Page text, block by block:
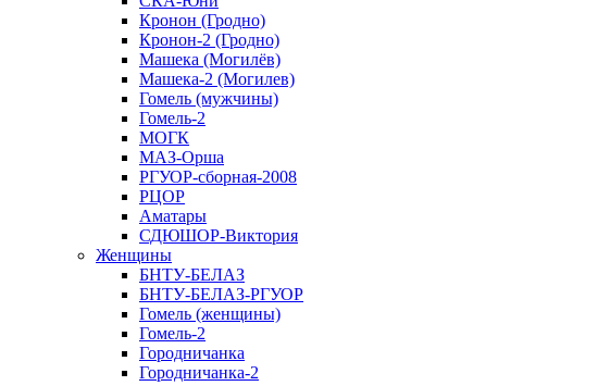
Кронон (Гродно)
Кронон-2 (Гродно)
Машека (Могилёв)
Машека-2 (Могилев)
Гомель (мужчины)
Гомель-2
МОГК
МАЗ-Орша
РГУОР-сборная-2008
РЦОР
Аматары
СДЮШОР-Виктория
Женщины
БНТУ-БЕЛАЗ
БНТУ-БЕЛАЗ-РГУОР
Гомель (женщины)
Гомель-2
Городничанка
Городничанка-2